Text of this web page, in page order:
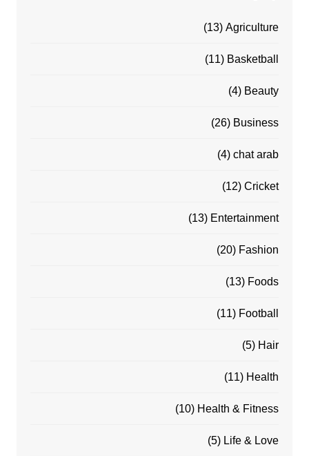
Agriculture
(13)
Basketball
(11)
Beauty
(4)
Business
(26)
chat arab
(4)
Cricket
(12)
Entertainment
(13)
Fashion
(20)
Foods
(13)
Football
(11)
Hair
(5)
Health
(11)
Health & Fitness
(10)
Life & Love
(5)